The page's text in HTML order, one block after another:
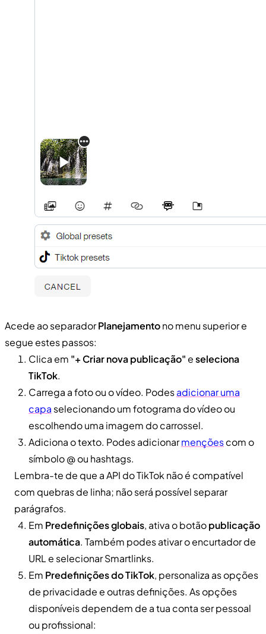
Acede ao separadorPlanejamentono menu superior e
segue estes passos:
Clica em "+ Criar nova publicação"eseleciona
TikTok.
Carrega a foto ou o vídeo. Podesadicionar uma
capa selecionando um fotograma do vídeo ou
escolhendo uma imagem do carrossel.
Adiciona o texto. Podes adicionarmençõescom o
símbolo @ ou hashtags.
Lembra-te de que a API do TikTok não é compatível
com quebras de linha; não será possível separar
parágrafos.
Em Predefinições globais, ativa o botãopublicação
automática. Também podes ativar o encurtador de
URL e selecionar Smartlinks.
Em Predefinições do TikTok, personaliza as opções
de privacidade e outras definições. As opções
disponíveis dependem de a tua conta ser pessoal
ou profissional: